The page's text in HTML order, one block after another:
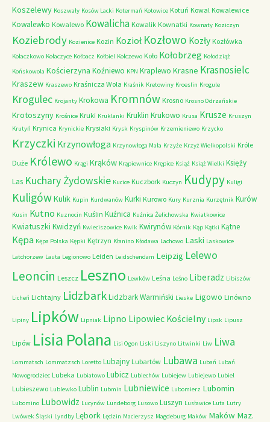
Koszelewy Koszwały Kosów Lacki Kotermań Kotowice Kotuń Kowal Kowalewice
Kowalewko Kowalewo Kowalicha Kowalik Kownatki Kownaty Koziczyn
Koziebrody Kozienice Kozin Kozioł Kozłowo Kozły Kozłówka
Kołaczkowo Kołaczyce Kołbacz Kołbiel Kołczewo Koło Kołobrzeg Kołodziąż
Końskowola Kościerzyna Koźniewo KPN Kraplewo Krasne Krasnosielc
Kraszew Kraszewo Kraśnicza Wola Kraśnik Kretowiny Kroeslin Krogule
Krogulec Krojanty Krokowa Kromnów Krosno Krosno Odrzańskie
Krotoszyny Krośnice Kruki Kruklanki Kruklin Krukowo Krusa Krusze Kruszyn
Krutyń Krynica Krynickie Krysiaki Krysk Kryspinów Krzemieniewo Krzycko
Krzyczki Krzynowłoga Krzynowłoga Mała Krzyże Krzyż Wielkopolski Króle
Duże Królewo Krągi Krąków Krąpiewnice Krępice Książ Książ Wielki Księży
Las Kuchary Żydowskie Kucice Kuczbork Kuczyn Kudypy Kuligi
KuligówKulik Kupin Kurdwanów Kurki Kurowo Kury Kurznia Kurzętnik Kurów
Kusin Kutno Kuznocin Kuślin Kuźnica Kuźnica Żelichowska Kwiatkowice
Kwiatuszki Kwidzyń Kwieciszowice Kwik Kwirynów Kórnik Kąp Kątki Kątne
Kępa Kępa Polska Kępki Kętrzyn Kłanino Kłodawa Lachowo Laski Laskowice
Latchorzew Lauta Legionowo Leiden Leidschendam Leipzig Lelewo
Leoncin Leszcz Leszno Lewków Leśna Leśno Liberadz Libiszów
Licheń Lichtajny LidzbarkLidzbark Warmiński Lieske Ligowo Linówno
Lipiny Lipków Lipniak Lipno Lipowiec Kościelny Lipsk Lipusz
Lipów Lisia Polana Lisi Ogon Liski Liszyno Litwinki Liw Liwa
Lommatsch Lommatzsch Loretto Lubajny Lubartów Lubawa Lubań Lubań
Nowogrodziec Lubeka Lubiatowo Lubicz Lubiechów Lubiejew Lubiejewo Lubiel
Lubieszewo Lublewko Lublin Lubmin Lubniewice Lubomierz Lubomin
Lubomino Lubowidz Lucynów Lundeborg Lusowo Luszyn Lusławice Luta Lutry
Lwówek Śląski Lyndby Lębork Lędzin Macierzysz Magdeburg Maków Maków Maz.